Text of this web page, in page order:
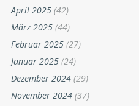
April 2025 (42)
März 2025 (44)
Februar 2025 (27)
Januar 2025 (24)
Dezember 2024 (29)
November 2024 (37)